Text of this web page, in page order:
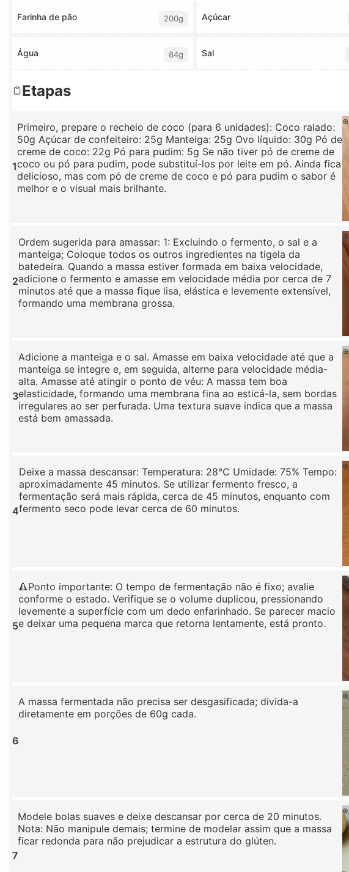
Farinha de pão 200g Açúcar
Água 84g Sal
Etapas
1
Primeiro, prepare o recheio de coco (para 6 unidades): Coco ralado:
50g Açúcar de confeiteiro: 25g Manteiga: 25g Ovo líquido: 30g Pó de
creme de coco: 22g Pó para pudim: 5g Se não tiver pó de creme de
coco ou pó para pudim, pode substituí-los por leite em pó. Ainda fica
delicioso, mas com pó de creme de coco e pó para pudim o sabor é
melhor e o visual mais brilhante.
2
Ordem sugerida para amassar: 1: Excluindo o fermento, o sal e a
manteiga; Coloque todos os outros ingredientes na tigela da
batedeira. Quando a massa estiver formada em baixa velocidade,
adicione o fermento e amasse em velocidade média por cerca de 7
minutos até que a massa fique lisa, elástica e levemente extensível,
formando uma membrana grossa.
3
Adicione a manteiga e o sal. Amasse em baixa velocidade até que a
manteiga se integre e, em seguida, alterne para velocidade média-
alta. Amasse até atingir o ponto de véu: A massa tem boa
elasticidade, formando uma membrana fina ao esticá-la, sem bordas
irregulares ao ser perfurada. Uma textura suave indica que a massa
está bem amassada.
4
Deixe a massa descansar: Temperatura: 28℃ Umidade: 75% Tempo:
aproximadamente 45 minutos. Se utilizar fermento fresco, a
fermentação será mais rápida, cerca de 45 minutos, enquanto com
fermento seco pode levar cerca de 60 minutos.
5
🔺Ponto importante: O tempo de fermentação não é fixo; avalie
conforme o estado. Verifique se o volume duplicou, pressionando
levemente a superfície com um dedo enfarinhado. Se parecer macio
e deixar uma pequena marca que retorna lentamente, está pronto.
6
A massa fermentada não precisa ser desgasificada; divida-a
diretamente em porções de 60g cada.
7
Modele bolas suaves e deixe descansar por cerca de 20 minutos.
Nota: Não manipule demais; termine de modelar assim que a massa
ficar redonda para não prejudicar a estrutura do glúten.